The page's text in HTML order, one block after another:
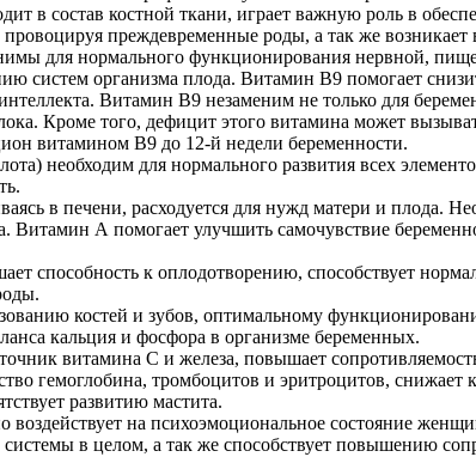
в состав костной ткани, играет важную роль в
преждевременные роды, а так же
для нормального функционирования нервной,
систем организма плода. Витамин В9 помогает
Витамин В9 незаменим не только для
Кроме того, дефицит этого витамина может
витамином В9 до 12-й недели беременности.
необходим для нормального развития всех
в печени, расходуется для нужд матери и плода.
Витамин А помогает улучшить самочувствие
способность к оплодотворению, способствует
костей и зубов, оптимальному
кальция и фосфора в организме беременных.
витамина С и железа, повышает
гемоглобина, тромбоцитов и эритроцитов,
развитию мастита.
воздействует на психоэмоциональное состояние
в целом, а так же способствует повышению